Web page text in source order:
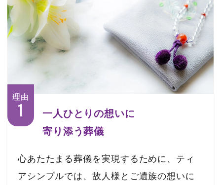
理由
1
一人ひとりの想いに
寄り添う葬儀
心あたたまる葬儀を実現するために、ティ
アシンプルでは、故人様とご遺族の想いに